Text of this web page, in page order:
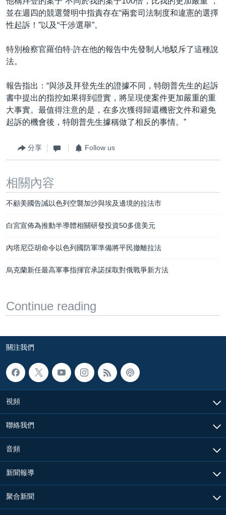
並在週四的競選聲明中指責存在“兩套司法制度和違憲的選擇
性起訴！”以及“干涉選舉”。
特別檢察官羅伯特·許在他的報告中先發制人地駁斥了這種說
法。
報告指出：“與涉及拜登先生的證據不同，特朗普先生的起訴
書中提出的指控如果得到證實，將呈現使案件更加嚴重的重
大事實。最值得注意的是，在多次獲得歸還機密文件和避免
起訴的機會後，特朗普先生據稱做了相反的事情。”
分享 Follow us
相關內容
不顧美國告誡以色列空襲加沙與埃及邊境的拉法市
白宮宣佈為推動半導體相關研發投資50多億美元
內塔尼亞胡命令以色列國防軍準備將平民撤離拉法
烏克蘭新任最高軍事指揮官承諾採取對俄戰爭新方法
Continue reading
關注我們
視頻
聯絡我們
音頻
新聞報導
聚合新聞